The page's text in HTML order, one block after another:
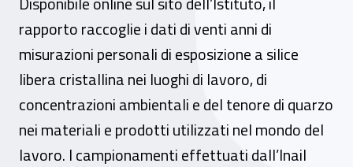
rapporto raccoglie i dati di venti anni di
misurazioni personali di esposizione a silice
libera cristallina nei luoghi di lavoro, di
concentrazioni ambientali e del tenore di quarzo
nei materiali e prodotti utilizzati nel mondo del
lavoro. I campionamenti effettuati dall’Inail